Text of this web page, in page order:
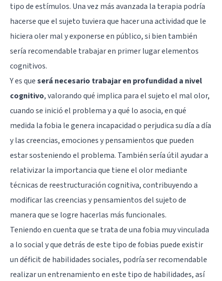
tipo de estímulos. Una vez más avanzada la terapia podría
hacerse que el sujeto tuviera que hacer una actividad que le
hiciera oler mal y exponerse en público, si bien también
sería recomendable trabajar en primer lugar elementos
cognitivos.
Y es queserá necesario trabajar en profundidad a nivel
cognitivo, valorando qué implica para el sujeto el mal olor,
cuando se inició el problema y a qué lo asocia, en qué
medida la fobia le genera incapacidad o perjudica su día a día
y las creencias, emociones y pensamientos que pueden
estar sosteniendo el problema. También sería útil ayudar a
relativizar la importancia que tiene el olor mediante
técnicas de reestructuración cognitiva, contribuyendo a
modificar las creencias y pensamientos del sujeto de
manera que se logre hacerlas más funcionales.
Teniendo en cuenta que se trata de una fobia muy vinculada
a lo social y que detrás de este tipo de fobias puede existir
un déficit de habilidades sociales, podría ser recomendable
realizar un entrenamiento en este tipo de habilidades, así